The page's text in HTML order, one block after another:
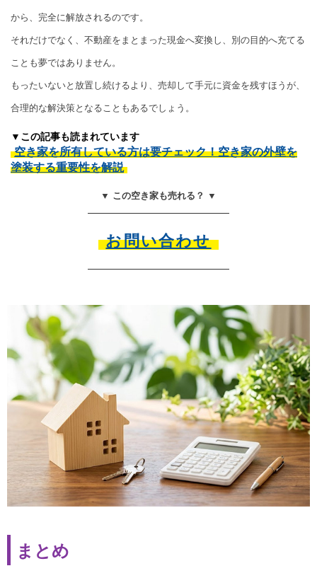
から、完全に解放されるのです。
それだけでなく、不動産をまとまった現金へ変換し、別の目的へ充てる
ことも夢ではありません。
もったいないと放置し続けるより、売却して手元に資金を残すほうが、
合理的な解決策となることもあるでしょう。
▼この記事も読まれています
空き家を所有している方は要チェック！空き家の外壁を
塗装する重要性を解説
▼ この空き家も売れる？ ▼
お問い合わせ
まとめ